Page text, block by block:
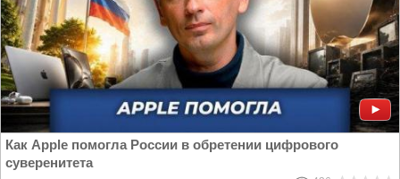
Как Apple помогла России в обретении цифрового
суверенитета